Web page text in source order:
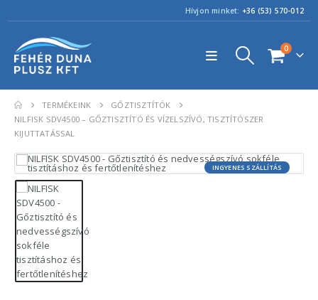
Hívjon minket: +36 (53) 570-012
0
TERMÉKEINK
GŐZTISZTÍTÓK
NILFISK SDV4500 – GŐZTISZTÍTÓ ÉS VÍZELSZÍVÓ, TISZTÍTÓSZER
KIJUTTATÁSSAL
INGYENES SZÁLLÍTÁS